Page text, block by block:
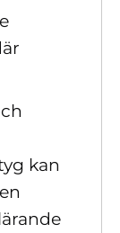
kan